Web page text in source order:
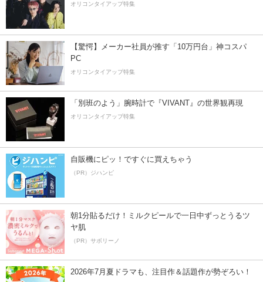
オリコンタイアップ特集
【驚愕】メーカー社員が推す「10万円台」神コスパ
PC
オリコンタイアップ特集
「別班のよう」腕時計で『VIVANT』の世界観再現
オリコンタイアップ特集
自販機にピッ！ですぐに買えちゃう
（PR）ジハンピ
朝1分貼るだけ！ミルクピールで一日中ずっとうるツ
ヤ肌
（PR）サボリーノ
2026年7月夏ドラマも、注目作＆話題作が勢ぞろい！